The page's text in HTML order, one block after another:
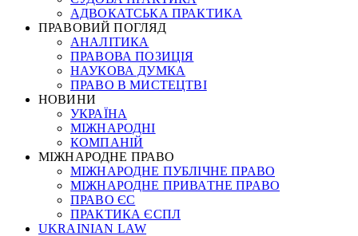
АДВОКАТСЬКА ПРАКТИКА
ПРАВОВИЙ ПОГЛЯД
АНАЛІТИКА
ПРАВОВА ПОЗИЦІЯ
НАУКОВА ДУМКА
ПРАВО В МИСТЕЦТВІ
НОВИНИ
УКРАЇНА
МІЖНАРОДНІ
КОМПАНІЙ
МІЖНАРОДНЕ ПРАВО
МІЖНАРОДНЕ ПУБЛІЧНЕ ПРАВО
МІЖНАРОДНЕ ПРИВАТНЕ ПРАВО
ПРАВО ЄС
ПРАКТИКА ЄСПЛ
UKRAINIAN LAW